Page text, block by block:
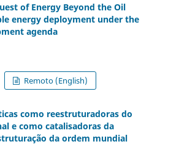
of Energy Beyond the Oil
energy deployment under the
agenda
Remoto (English)
como reestruturadoras do
e como catalisadoras da
da ordem mundial